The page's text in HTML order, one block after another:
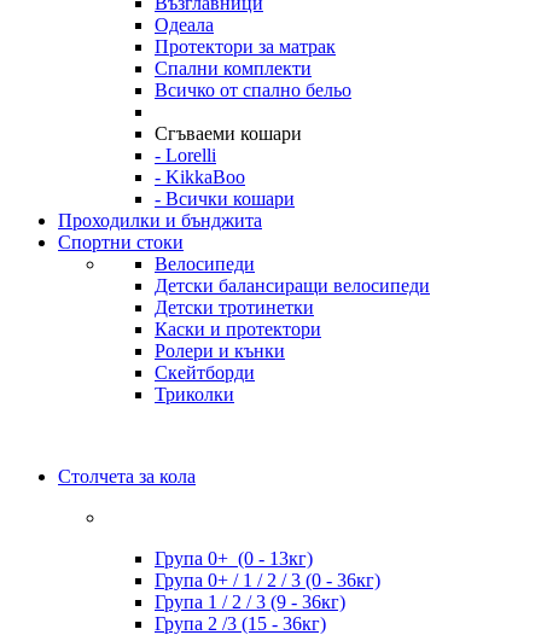
Одеала
Протектори за матрак
Спални комплекти
Всичко от спално бельо
Сгъваеми кошари
- Lorelli
- KikkaBoo
- Всички кошари
Проходилки и бънджита
Спортни стоки
Велосипеди
Детски балансиращи велосипеди
Детски тротинетки
Каски и протектори
Ролери и кънки
Скейтборди
Триколки
Столчета за кола
Група 0+ (0 - 13кг)
Група 0+ / 1 / 2 / 3 (0 - 36кг)
Група 1 / 2 / 3 (9 - 36кг)
Група 2 /3 (15 - 36кг)